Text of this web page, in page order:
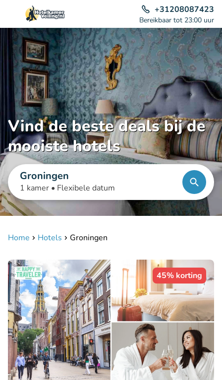
+31208087423
Bereikbaar tot 23:00 uur
Vind de beste deals bij de
mooiste hotels
Groningen
1 kamer • Flexibele datum
Home Hotels Groningen
45% korting